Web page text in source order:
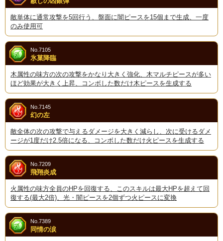
敵単体に通常攻撃を5回行う、盤面に闇ピースを15個まで生成、一度
のみ使用可
氷菓降臨
No.7105
木属性の味方の次の攻撃をかなり大きく強化、木マルチピースが多い
ほど効果が大きく上昇、コンボした数だけ木ピースを生成する
幻の左
No.7145
敵全体の次の攻撃で与えるダメージを大きく減らし、次に受けるダメ
ージが1度だけ2.5倍になる、コンボした数だけ火ピースを生成する
飛翔炎成
No.7209
火属性の味方全員のHPを回復する、このスキルは最大HPを超えて回
復する(最大2倍)、光・闇ピースを2個ずつ火ピースに変換
同情の涙
No.7389